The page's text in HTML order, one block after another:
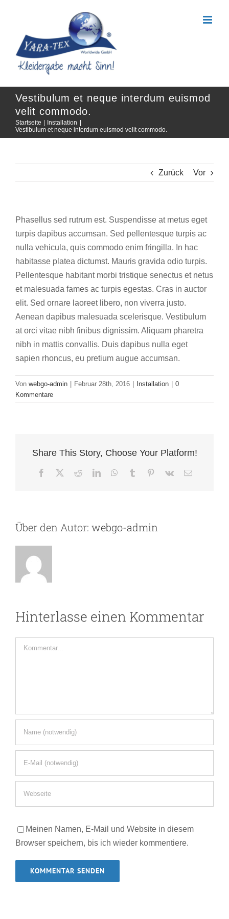
springen
Vestibulum et neque interdum euismod
velit commodo.
Startseite
Installation
Vestibulum et neque interdum euismod velit commodo.
Zurück Vor
Phasellus sed rutrum est. Suspendisse at metus eget
turpis dapibus accumsan. Sed pellentesque turpis ac
nulla vehicula, quis commodo enim fringilla. In hac
habitasse platea dictumst. Mauris gravida odio turpis.
Pellentesque habitant morbi tristique senectus et netus
et malesuada fames ac turpis egestas. Cras in auctor
elit. Sed ornare laoreet libero, non viverra justo.
Aenean dapibus malesuada scelerisque. Vestibulum
at orci vitae nibh finibus dignissim. Aliquam pharetra
nibh in mattis convallis. Duis dapibus nulla eget
sapien rhoncus, eu pretium augue accumsan.
Von webgo-admin Februar 28th, 2016 Installation
0
Kommentare
Share This Story, Choose Your Platform!
Facebook RedditLinkedInWhatsApp
Tumblr Pinterest
Vk
E-
Über den Autor: webgo-admin
Hinterlasse einen Kommentar
Kommentar
Meinen Namen, E-Mail und Website in diesem
Browser speichern, bis ich wieder kommentiere.